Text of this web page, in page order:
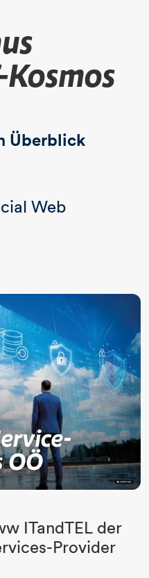
Überblick
Web
ITandTEL der
Provider